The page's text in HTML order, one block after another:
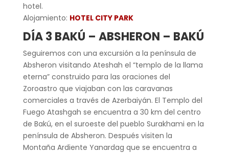
hotel.
Alojamiento: HOTEL CITY PARK
DÍA 3 BAKÚ – ABSHERON – BAKÚ
Seguiremos con una excursión a la península de
Absheron visitando Ateshah el “templo de la llama
eterna” construido para las oraciones del
Zoroastro que viajaban con las caravanas
comerciales a través de Azerbaiyán. El Templo del
Fuego Atashgah se encuentra a 30 km del centro
de Bakú, en el suroeste del pueblo Surakhami en la
península de Absheron. Después visiten la
Montaña Ardiente Yanardag que se encuentra a